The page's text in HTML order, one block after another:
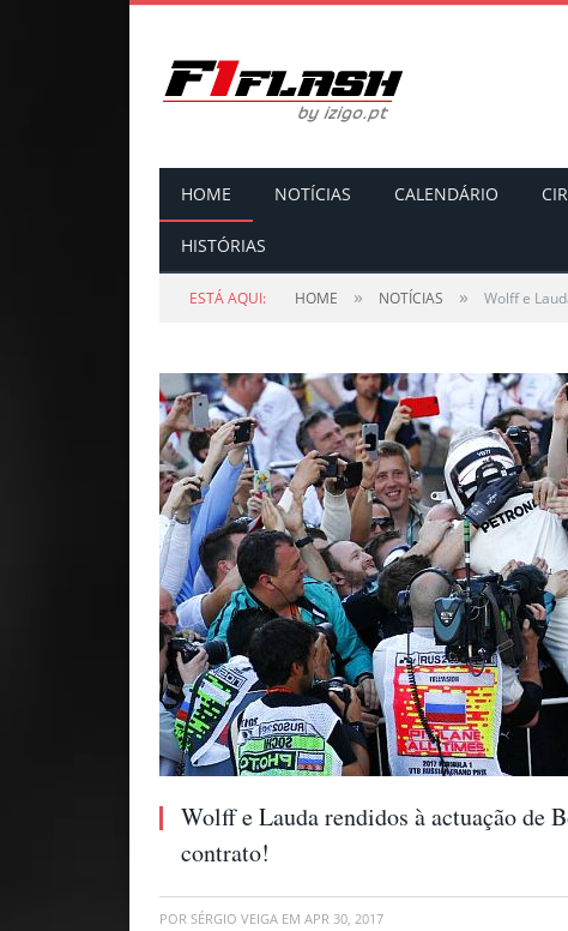
HOME NOTÍCIAS CALENDÁRIO
HISTÓRIAS
ESTÁ AQUI: HOME » NOTÍCIAS » Wolff e
Wolff e Lauda rendidos à actuação de
contrato!
POR SÉRGIO VEIGA EM APR 30, 2017